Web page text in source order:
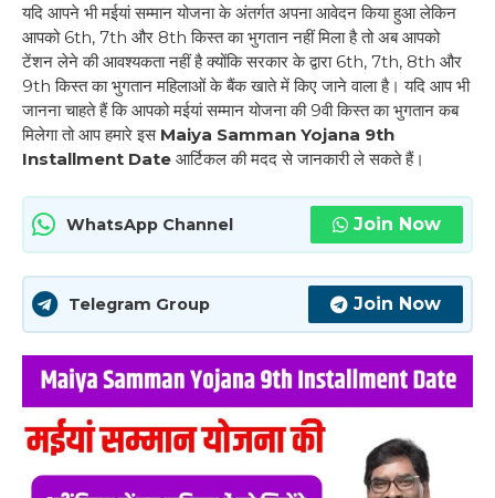
यदि आपने भी मईयां सम्मान योजना के अंतर्गत अपना आवेदन किया हुआ लेकिन
आपको 6th, 7th और 8th किस्त का भुगतान नहीं मिला है तो अब आपको
टेंशन लेने की आवश्यकता नहीं है क्योंकि सरकार के द्वारा 6th, 7th, 8th और
9th किस्त का भुगतान महिलाओं के बैंक खाते में किए जाने वाला है। यदि आप भी
जानना चाहते हैं कि आपको मईयां सम्मान योजना की 9वी किस्त का भुगतान कब
मिलेगा तो आप हमारे इस Maiya Samman Yojana 9th
Installment Date आर्टिकल की मदद से जानकारी ले सकते हैं।
WhatsApp Channel Join Now
Telegram Group Join Now